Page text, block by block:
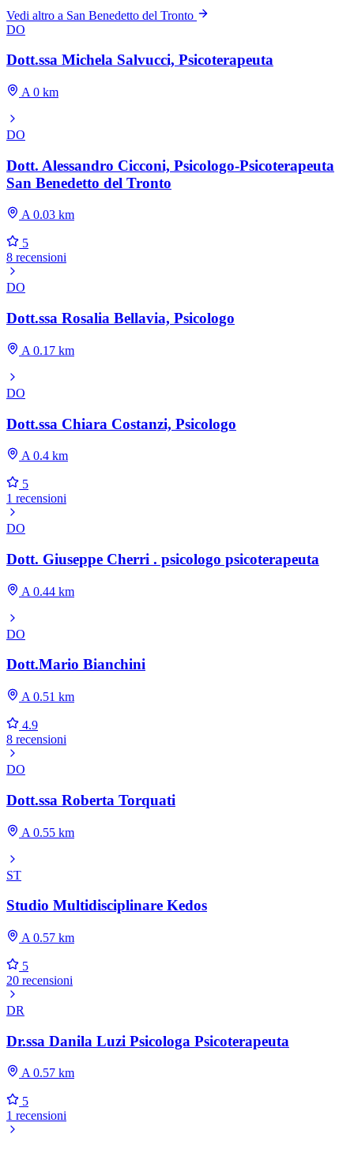
Vedi altro a San Benedetto del Tronto
DO
Dott.ssa Michela Salvucci, Psicoterapeuta
A 0 km
DO
Dott. Alessandro Cicconi, Psicologo-Psicoterapeuta
San Benedetto del Tronto
A 0.03 km
5
8 recensioni
DO
Dott.ssa Rosalia Bellavia, Psicologo
A 0.17 km
DO
Dott.ssa Chiara Costanzi, Psicologo
A 0.4 km
5
1 recensioni
DO
Dott. Giuseppe Cherri . psicologo psicoterapeuta
A 0.44 km
DO
Dott.Mario Bianchini
A 0.51 km
4.9
8 recensioni
DO
Dott.ssa Roberta Torquati
A 0.55 km
ST
Studio Multidisciplinare Kedos
A 0.57 km
5
20 recensioni
DR
Dr.ssa Danila Luzi Psicologa Psicoterapeuta
A 0.57 km
5
1 recensioni